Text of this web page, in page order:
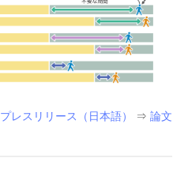
プレスリリース（日本語） ⇒ 論文